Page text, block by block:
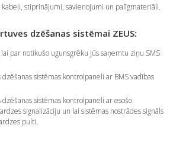
kabeļi, stiprinājumi, savienojumi un palīgmateriāli.
dzēšanas sistēmai ZEUS:
par notikušo ugunsgrēku Jūs saņemtu ziņu SMS
sistēmas kontrolpaneli ar BMS vadības
sistēmas kontrolpaneli ar esošo
signalizāciju un lai sistēmas nostrādes signāls
pulti.